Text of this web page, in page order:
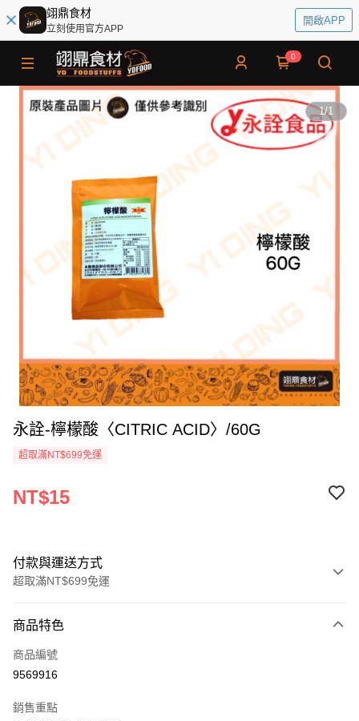
翊鼎食材
立刻使用官方APP
開啟APP
0
1/1
永詮-檸檬酸〈CITRIC ACID〉/60G
超取滿NT$699免運
NT$15
付款與運送方式
超取滿NT$699免運
信用卡一次付款
Apple Pay
運送方式
商品特色
商品編號
9569916
銷售重點